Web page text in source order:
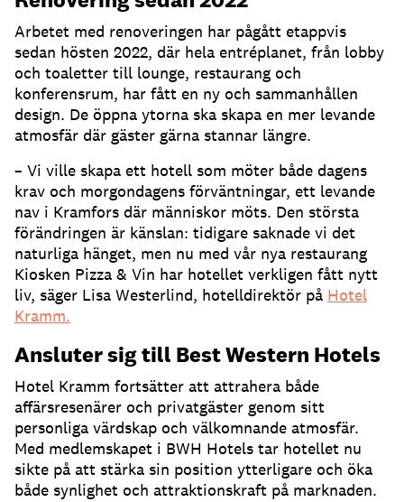
Arbetet med renoveringen har pågått etappvis
sedan hösten 2022, där hela entréplanet, från lobby
och toaletter till lounge, restaurang och
konferensrum, har fått en ny och sammanhållen
design. De öppna ytorna ska skapa en mer levande
atmosfär där gäster gärna stannar längre.
– Vi ville skapa ett hotell som möter både dagens
krav och morgondagens förväntningar, ett levande
nav i Kramfors där människor möts. Den största
förändringen är känslan: tidigare saknade vi det
naturliga hänget, men nu med vår nya restaurang
Kiosken Pizza & Vin har hotellet verkligen fått nytt
liv, säger Lisa Westerlind, hotelldirektör på Hotel
Kramm.
Ansluter sig till Best Western Hotels
Hotel Kramm fortsätter att attrahera både
affärsresenärer och privatgäster genom sitt
personliga värdskap och välkomnande atmosfär.
Med medlemskapet i BWH Hotels tar hotellet nu
sikte på att stärka sin position ytterligare och öka
både synlighet och attraktionskraft på marknaden.